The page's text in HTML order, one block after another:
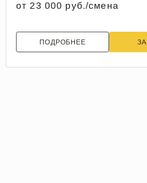
от 23 000 руб./смена
ПОДРОБНЕЕ